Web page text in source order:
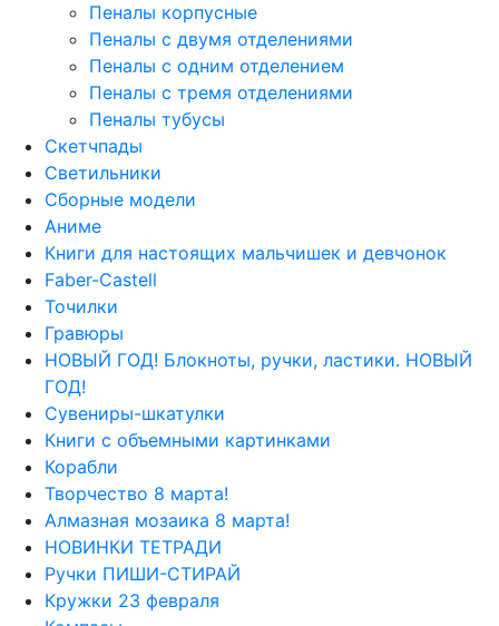
Пеналы корпусные
Пеналы с двумя отделениями
Пеналы с одним отделением
Пеналы с тремя отделениями
Пеналы тубусы
Скетчпады
Светильники
Сборные модели
Аниме
Книги для настоящих мальчишек и девчонок
Faber-Castell
Точилки
Гравюры
НОВЫЙ ГОД! Блокноты, ручки, ластики. НОВЫЙ
ГОД!
Сувениры-шкатулки
Книги с объемными картинками
Корабли
Творчество 8 марта!
Алмазная мозаика 8 марта!
НОВИНКИ ТЕТРАДИ
Ручки ПИШИ-СТИРАЙ
Кружки 23 февраля